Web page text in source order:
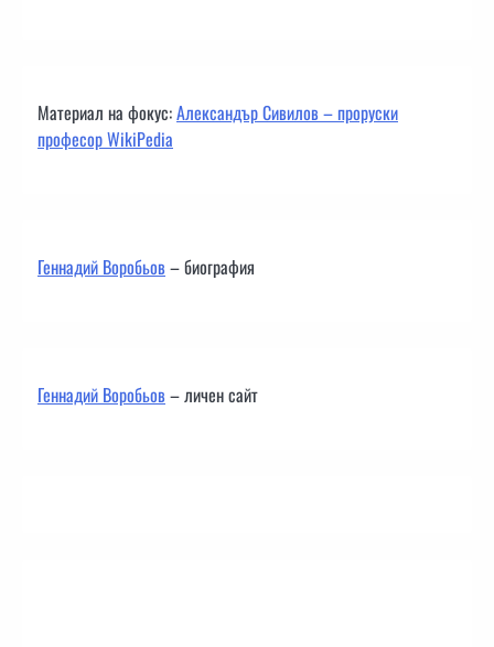
Материал на фокус:Александър Сивилов – проруски
професор WikiPedia
Геннадий Воробьов– биография
Геннадий Воробьов– личен сайт